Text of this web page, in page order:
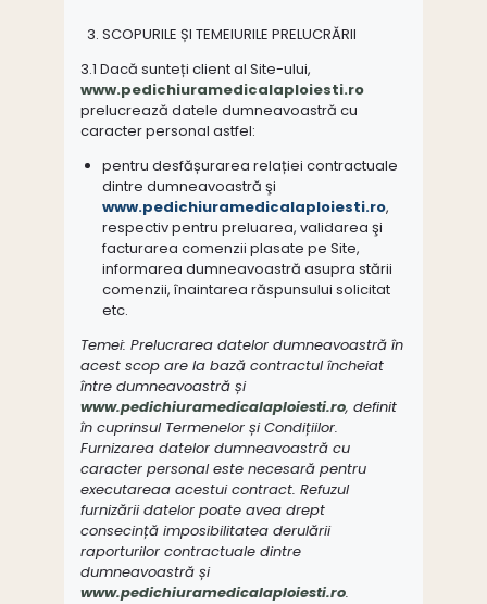
SCOPURILE ȘI TEMEIURILE PRELUCRĂRII
3.1 Dacă sunteți client al Site-ului,
www.pedichiuramedicalaploiesti.ro
prelucrează datele dumneavoastră cu
caracter personal astfel:
pentru desfășurarea relației contractuale
dintre dumneavoastră şi
www.pedichiuramedicalaploiesti.ro,
respectiv pentru preluarea, validarea şi
facturarea comenzii plasate pe Site,
informarea dumneavoastră asupra stării
comenzii, înaintarea răspunsului solicitat
etc.
Temei: Prelucrarea datelor dumneavoastră în
acest scop are la bază contractul încheiat
între dumneavoastră și
www.pedichiuramedicalaploiesti.ro, definit
în cuprinsul Termenelor și Condițiilor.
Furnizarea datelor dumneavoastră cu
caracter personal este necesară pentru
executareaa acestui contract. Refuzul
furnizării datelor poate avea drept
consecință imposibilitatea derulării
raporturilor contractuale dintre
dumneavoastră și
www.pedichiuramedicalaploiesti.ro.